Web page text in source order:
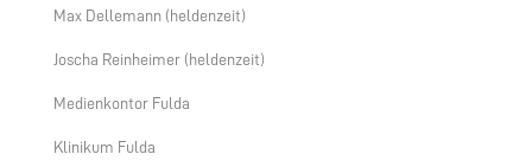
Max Dellemann (heldenzeit)
Joscha Reinheimer (heldenzeit)
Medienkontor Fulda
Klinikum Fulda